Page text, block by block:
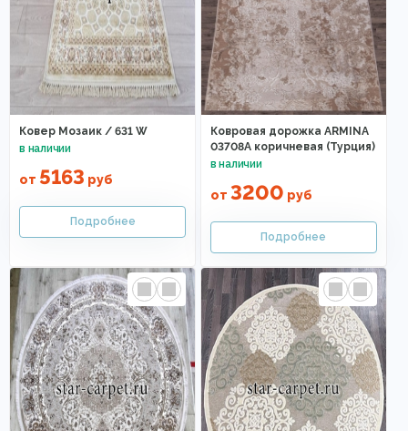
Ковер Мозаик / 631 W
от 5163 руб
Ковровая дорожка ARMINA
03708A коричневая (Турция)
от 3200 руб